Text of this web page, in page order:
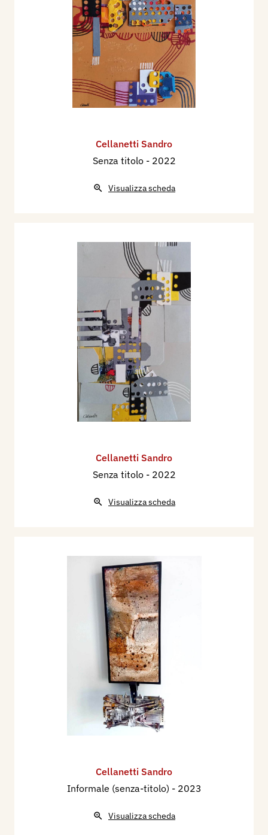
Cellanetti Sandro
Senza titolo - 2022
Visualizza scheda
Cellanetti Sandro
Senza titolo - 2022
Visualizza scheda
Cellanetti Sandro
Informale (senza-titolo) - 2023
Visualizza scheda